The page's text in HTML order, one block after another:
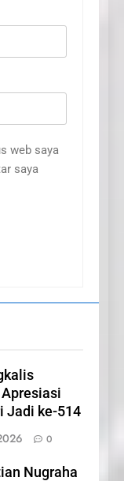
web saya
saya
Jadi ke-514
0
Nugraha
Kabupaten